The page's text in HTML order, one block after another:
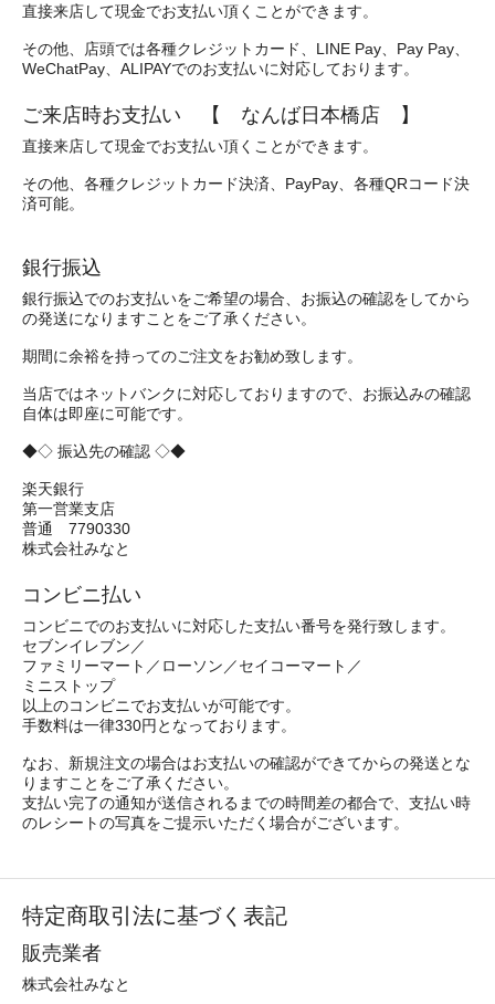
直接来店して現金でお支払い頂くことができます。
その他、店頭では各種クレジットカード、LINE Pay、Pay Pay、
WeChatPay、ALIPAYでのお支払いに対応しております。
ご来店時お支払い 【 なんば日本橋店 】
直接来店して現金でお支払い頂くことができます。
その他、各種クレジットカード決済、PayPay、各種QRコード決
済可能。
銀行振込
銀行振込でのお支払いをご希望の場合、お振込の確認をしてから
の発送になりますことをご了承ください。
期間に余裕を持ってのご注文をお勧め致します。
当店ではネットバンクに対応しておりますので、お振込みの確認
自体は即座に可能です。
◆◇ 振込先の確認 ◇◆
楽天銀行
第一営業支店
普通 7790330
株式会社みなと
コンビニ払い
コンビニでのお支払いに対応した支払い番号を発行致します。
セブンイレブン／
ファミリーマート／ローソン／セイコーマート／
ミニストップ
以上のコンビニでお支払いが可能です。
手数料は一律330円となっております。
なお、新規注文の場合はお支払いの確認ができてからの発送とな
りますことをご了承ください。
支払い完了の通知が送信されるまでの時間差の都合で、支払い時
のレシートの写真をご提示いただく場合がございます。
特定商取引法に基づく表記
販売業者
株式会社みなと